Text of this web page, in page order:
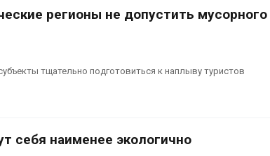
регионы не допустить мусорного
тщательно подготовиться к наплыву туристов
себя наименее экологично